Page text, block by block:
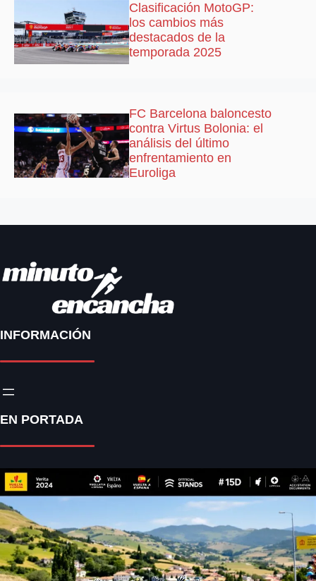
Clasificación MotoGP:
los cambios más
destacados de la
temporada 2025
FC Barcelona baloncesto
contra Virtus Bolonia: el
análisis del último
enfrentamiento en
Euroliga
INFORMACIÓN
EN PORTADA